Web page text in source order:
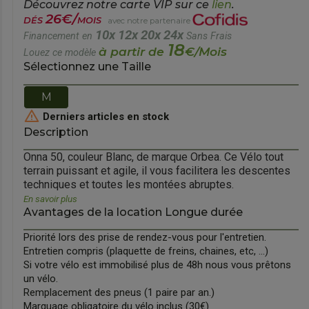
Découvrez notre carte VIP sur ce lien.
DÉS26€/MOIS avec notre partenaire
Financement en 10x 12x20x24x Sans Frais
Louez ce modèle à partir de 18€/Mois
Sélectionnez une Taille
M
 Derniers articles en stock
Description
Onna 50, couleur Blanc, de marque Orbea. Ce Vélo tout
terrain puissant et agile, il vous facilitera les descentes
techniques et toutes les montées abruptes.
En savoir plus
Avantages de la location Longue durée
Priorité lors des prise de rendez-vous pour l'entretien.
Entretien compris (plaquette de freins, chaines, etc, ...)
Si votre vélo est immobilisé plus de 48h nous vous prêtons
un vélo.
Remplacement des pneus (1 paire par an.)
Marquage obligatoire du vélo inclus (30€)